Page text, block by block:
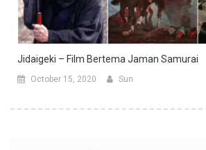
Jidaigeki – Film Bertema Jaman Samurai
October 15, 2020 Sun